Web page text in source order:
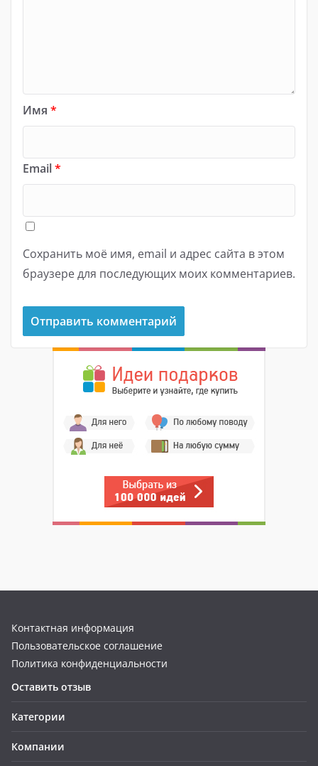
Имя *
Email*
Сохранить моё имя, email и адрес сайта в этом
браузере для последующих моих комментариев.
Контактная информация
Пользовательское соглашение
Политика конфиденциальности
Оставить отзыв
Категории
Компании